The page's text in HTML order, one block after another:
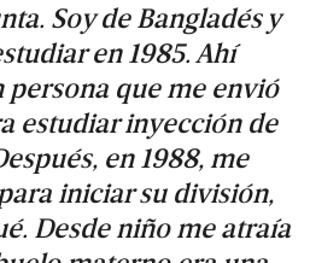
Soy de Bangladés y
en 1985. Ahí
persona que me envió
estudiar inyección de
en 1988, me
iniciar su división,
Desde niño me atraía